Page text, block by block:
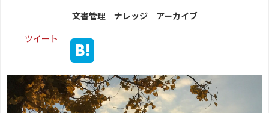
お客様事例
文書管理 ナレッジ アーカイブ
ツイート